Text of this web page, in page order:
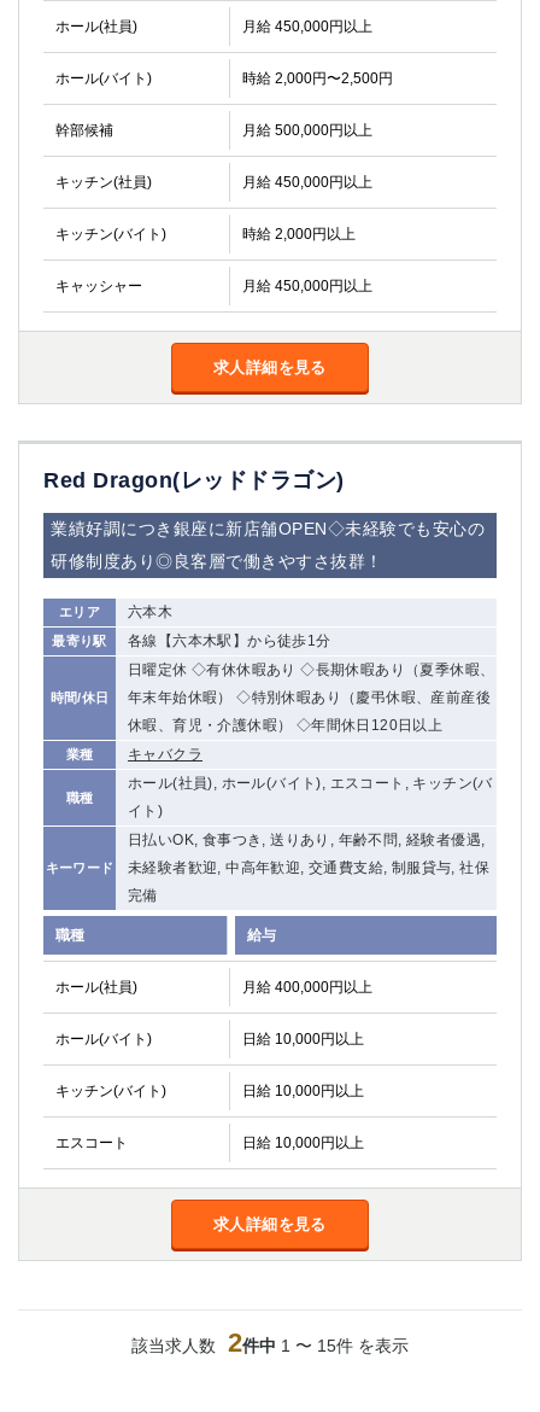
ホール(社員) 月給 450,000円以上
ホール(バイト) 時給 2,000円〜2,500円
幹部候補 月給 500,000円以上
キッチン(社員) 月給 450,000円以上
キッチン(バイト) 時給 2,000円以上
キャッシャー 月給 450,000円以上
求人詳細を見る
Red Dragon(レッドドラゴン)
業績好調につき銀座に新店舗OPEN◇未経験でも安心の
研修制度あり◎良客層で働きやすさ抜群！
エリア 六本木
最寄り駅 各線【六本木駅】から徒歩1分
時間/休日
日曜定休 ◇有休休暇あり ◇長期休暇あり（夏季休暇、
年末年始休暇） ◇特別休暇あり（慶弔休暇、産前産後
休暇、育児・介護休暇） ◇年間休日120日以上
業種 キャバクラ
職種
ホール(社員), ホール(バイト), エスコート, キッチン(バ
イト)
キーワード
日払いOK, 食事つき, 送りあり, 年齢不問, 経験者優遇,
未経験者歓迎, 中高年歓迎, 交通費支給, 制服貸与, 社保
完備
職種 給与
ホール(社員) 月給 400,000円以上
ホール(バイト) 日給 10,000円以上
キッチン(バイト) 日給 10,000円以上
エスコート 日給 10,000円以上
求人詳細を見る
該当求人数 2件中 1 〜 15件 を表示
①銀座 ②新橋
錦糸町(南口)
蒲田(西口)
清瀬（南口）
①東武練馬 ②成増・板橋 ③大山 ②池袋
池袋東口
金町
大井町
大泉学園
下赤塚
三鷹
荻窪
浅草
新小岩
幡ヶ谷
祖師ヶ谷大蔵
小岩
神奈川県
関内
横浜
川崎
溝の口
藤沢
平塚
武蔵小杉
小田原
横浜・桜木町
関内・馬車道・日ノ出町 武蔵新城
元住吉
茅ヶ崎
たまプラーザ
大船
横須賀
埼玉県
大宮
南越谷
志木
川越
南浦和
獨協大学前＜草加松原＞
北浦和（西口）
春日部
川口
蕨
千葉県
津田沼
千葉
西船橋
佐倉
松戸